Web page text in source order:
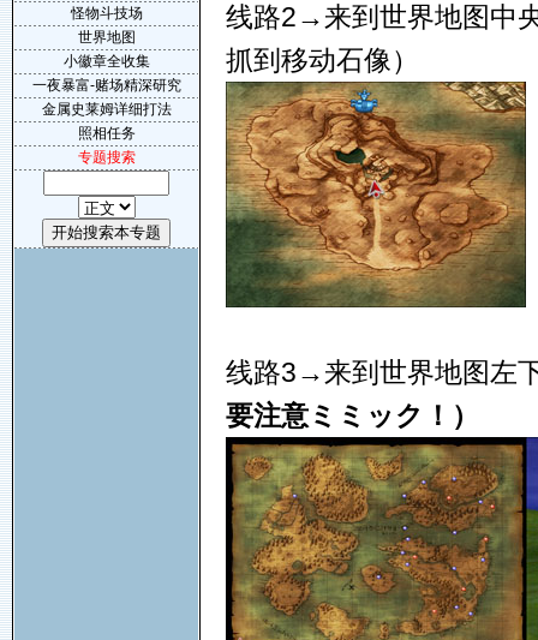
线路2→来到世界地图中
抓到移动石像）
线路3→来到世界地图左
要注意ミミック！）
怪物斗技场
世界地图
小徽章全收集
一夜暴富-赌场精深研究
金属史莱姆详细打法
照相任务
专题搜索